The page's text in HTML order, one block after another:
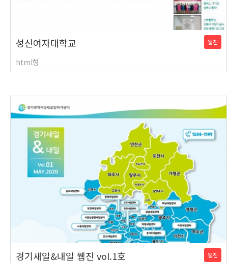
성신여자대학교 웹진
html형
경기새일&내일 웹진 vol.1호 웹진